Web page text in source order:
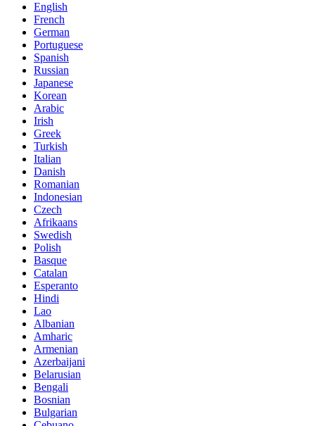
English
French
German
Portuguese
Spanish
Russian
Japanese
Korean
Arabic
Irish
Greek
Turkish
Italian
Danish
Romanian
Indonesian
Czech
Afrikaans
Swedish
Polish
Basque
Catalan
Esperanto
Hindi
Lao
Albanian
Amharic
Armenian
Azerbaijani
Belarusian
Bengali
Bosnian
Bulgarian